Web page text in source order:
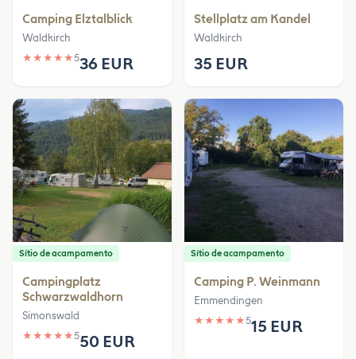
Camping Elztalblick
Waldkirch
★ ★ ★ ★ ★536 EUR
Stellplatz am Kandel
Waldkirch
35 EUR
Sítio de acampamento
Campingplatz
Schwarzwaldhorn
Simonswald
★ ★ ★ ★ ★550 EUR
Sítio de acampamento
Camping P. Weinmann
Emmendingen
★ ★ ★ ★ ★515 EUR